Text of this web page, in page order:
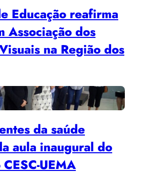
Educação reafirma
Associação dos
na Região dos
da saúde
aula inaugural do
UEMA